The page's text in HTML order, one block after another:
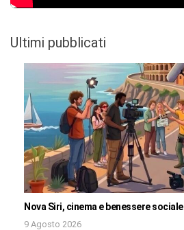
Ultimi pubblicati
Nova Siri, cinema e benessere sociale
9 Agosto 2026